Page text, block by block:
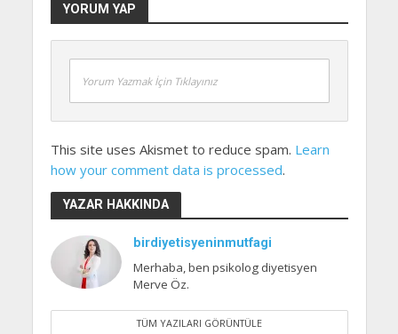
YORUM YAP
Yorum Yazmak İçin Tıklayınız
This site uses Akismet to reduce spam. Learn
how your comment data is processed.
YAZAR HAKKINDA
birdiyetisyeninmutfagi
Merhaba, ben psikolog diyetisyen
Merve Öz.
TÜM YAZILARI GÖRÜNTÜLE